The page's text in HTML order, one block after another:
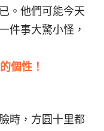
。他們可能今天
件事大驚小怪，
個性！
時，方圓十里都